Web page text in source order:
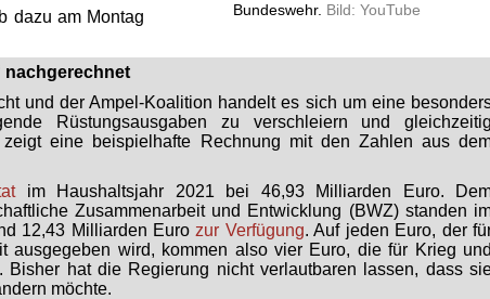
Bundeswehr. Bild: YouTube
dazu am Montag
nachgerechnet
und der Ampel-Koalition handelt es sich um eine
Rüstungsausgaben zu verschleiern und
eine beispielhafte Rechnung mit den Zahlen aus
im Haushaltsjahr 2021 bei 46,93 Milliarden Euro.
Zusammenarbeit und Entwicklung (BWZ) standen
12,43 Milliarden Euro zur Verfügung. Auf jeden Euro, der
ausgegeben wird, kommen also vier Euro, die für Krieg
Bisher hat die Regierung nicht verlautbaren lassen, dass
möchte.